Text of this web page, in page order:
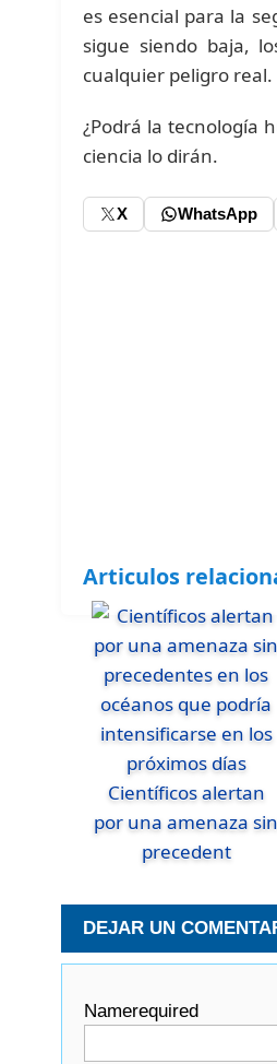
es esencial para la
sigue siendo baja,
cualquier peligro real.
¿Podrá la tecnología
ciencia lo dirán.
X WhatsApp
Articulos
Científicos alertan
por una amenaza sin
precedent
DEJAR UN
Namerequired